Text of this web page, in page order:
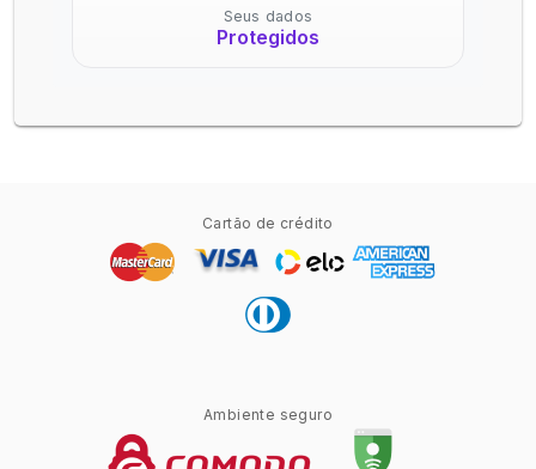
Seus dados
Protegidos
Cartão de crédito
Ambiente seguro